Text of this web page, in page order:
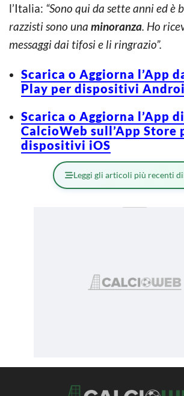
l’Italia: “Sono qui da sette anni ed è
razzisti sono una minoranza. Ho
messaggi dai tifosi e li ringrazio”.
Scarica o Aggiorna l’App
Play per dispositivi
Scarica o Aggiorna l’App di
CalcioWeb sull’App Store
dispositivi iOS
Leggi gli articoli più recenti di